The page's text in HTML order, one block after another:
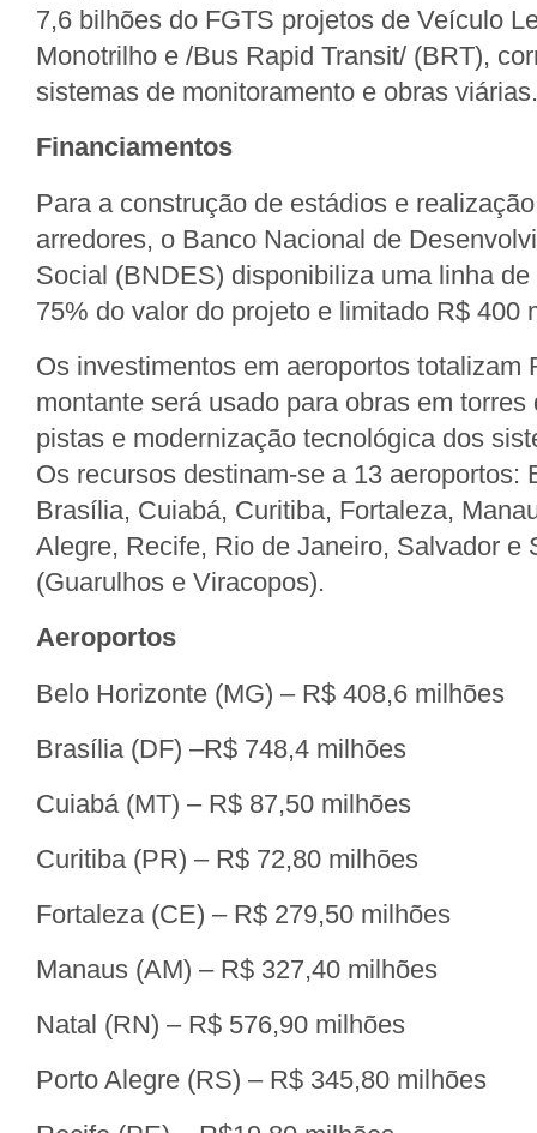
7,6 bilhões do FGTS projetos de Veículo
Monotrilho e /Bus Rapid Transit/ (BRT),
sistemas de monitoramento e obras viárias.
Financiamentos
Para a construção de estádios e
arredores, o Banco Nacional de
Social (BNDES) disponibiliza uma linha
75% do valor do projeto e limitado R$ 400
Os investimentos em aeroportos totalizam
montante será usado para obras em
pistas e modernização tecnológica dos
Os recursos destinam-se a 13 aeroportos:
Brasília, Cuiabá, Curitiba, Fortaleza,
Alegre, Recife, Rio de Janeiro, Salvador e
(Guarulhos e Viracopos).
Aeroportos
Belo Horizonte (MG) – R$ 408,6 milhões
Brasília (DF) –R$ 748,4 milhões
Cuiabá (MT) – R$ 87,50 milhões
Curitiba (PR) – R$ 72,80 milhões
Fortaleza (CE) – R$ 279,50 milhões
Manaus (AM) – R$ 327,40 milhões
Natal (RN) – R$ 576,90 milhões
Porto Alegre (RS) – R$ 345,80 milhões